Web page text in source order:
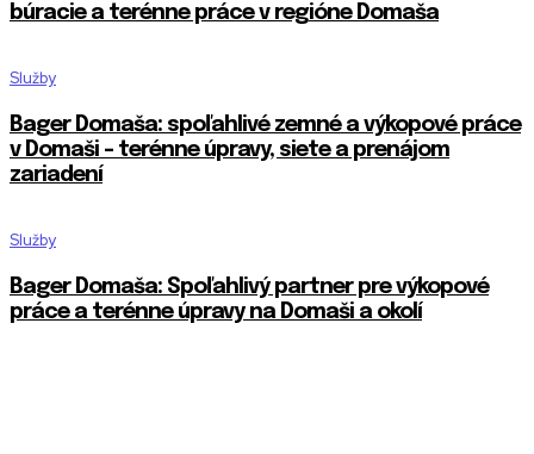
búracie a terénne práce v regióne Domaša
Služby
Bager Domaša: spoľahlivé zemné a výkopové práce
v Domaši – terénne úpravy, siete a prenájom
zariadení
Služby
Bager Domaša: Spoľahlivý partner pre výkopové
práce a terénne úpravy na Domaši a okolí